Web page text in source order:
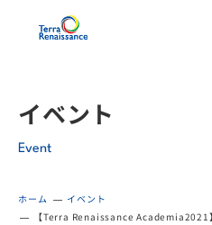
認定NPO法
イベント
Event
ホーム
イベント
【Terra Renaissance Academia2021